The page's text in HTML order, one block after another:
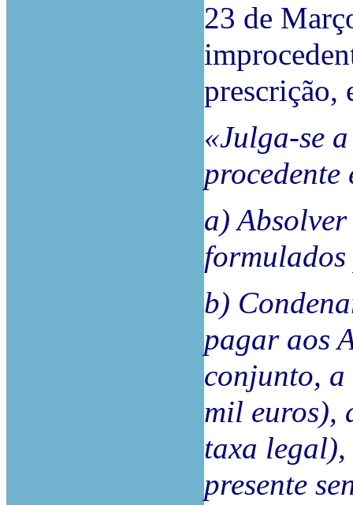
23 de
prescrição,
«Julga-se
procedente
a)
b)
pagar aos
conjunto, a
mil euros),
taxa legal),
presente